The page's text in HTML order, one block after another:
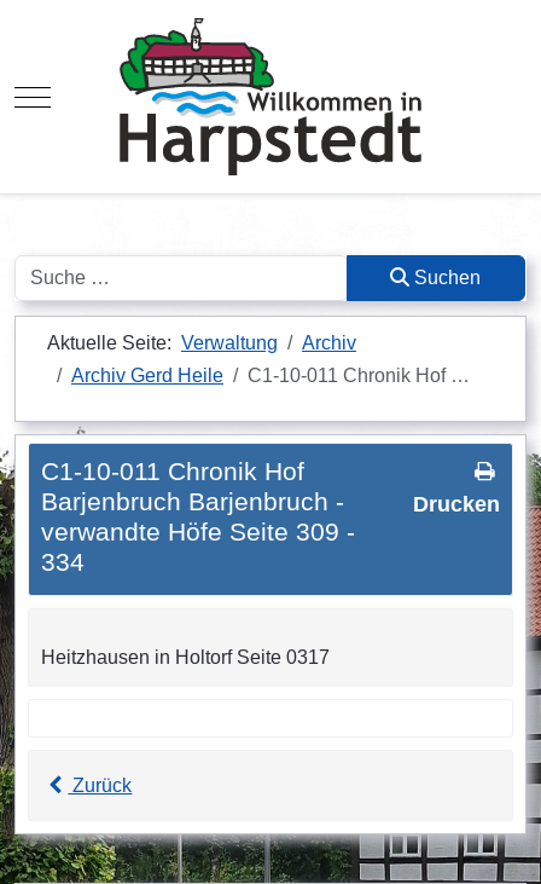
Mobile Menu Toggle
Suchen Suchen
Aktuelle Seite: Verwaltung
Archiv
Archiv Gerd Heile
C1-10-011 Chronik Hof …
Drucken
C1-10-011 Chronik Hof
Barjenbruch Barjenbruch -
verwandte Höfe Seite 309 -
334
Heitzhausen in Holtorf Seite 0317
Zurück